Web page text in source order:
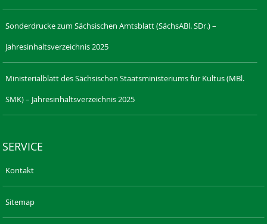
Sonderdrucke zum Sächsischen Amtsblatt (SächsABl. SDr.) –
Jahresinhaltsverzeichnis 2025
Ministerialblatt des Sächsischen Staatsministeriums für Kultus (MBl.
SMK) – Jahresinhaltsverzeichnis 2025
SERVICE
Kontakt
Sitemap